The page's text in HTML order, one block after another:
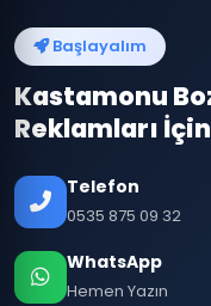
Başlayalım
Kastamonu
Reklamları
Telefon
0535 875 09 32
WhatsApp
Hemen Yazın